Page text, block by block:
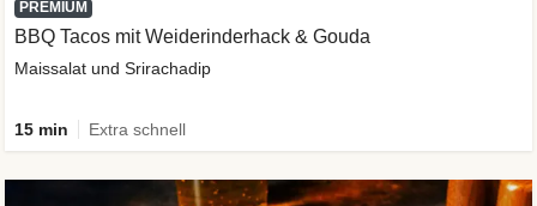
PREMIUM
BBQ Tacos mit Weiderinderhack & Gouda
Maissalat und Srirachadip
15 min Extra schnell